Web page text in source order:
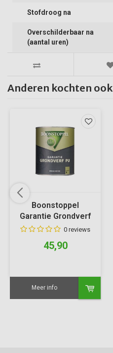
Stofdroog na
Overschilderbaar na
(aantal uren)
Anderen kochten ook
Boonstoppel
Garantie Grondverf
PU 0 reviews
45,90
Meer info